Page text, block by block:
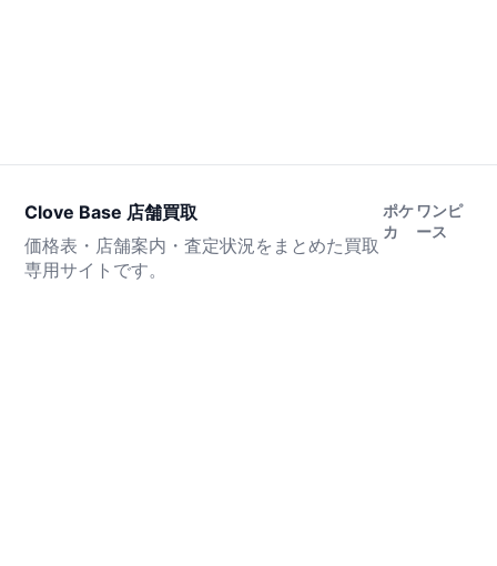
Clove Base 店舗買取
価格表・店舗案内・査定状況をまとめた買取
専用サイトです。
ポケ
カ
ワンピ
ース